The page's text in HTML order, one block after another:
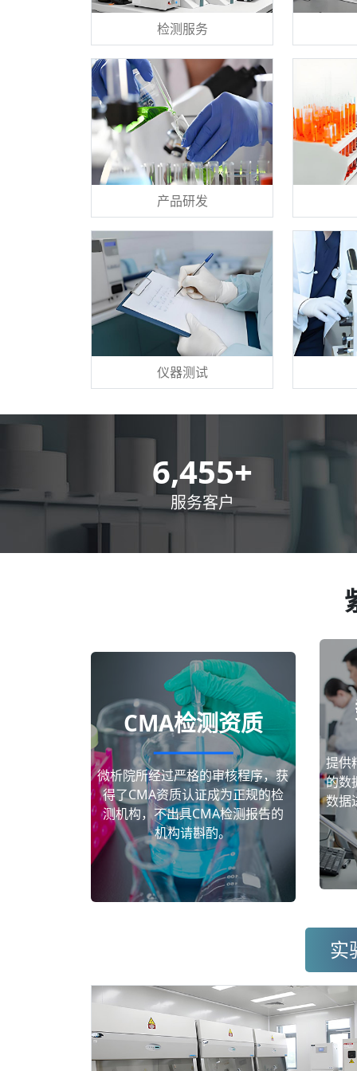
检测服务
产品研发
仪器测试
8,500+
服务客户
CMA检测资质
微析院所经过严格的审核程序，获
得了CMA资质认证成为正规的检
测机构，不出具CMA检测报告的
机构请斟酌。
提供
的数
数据
实